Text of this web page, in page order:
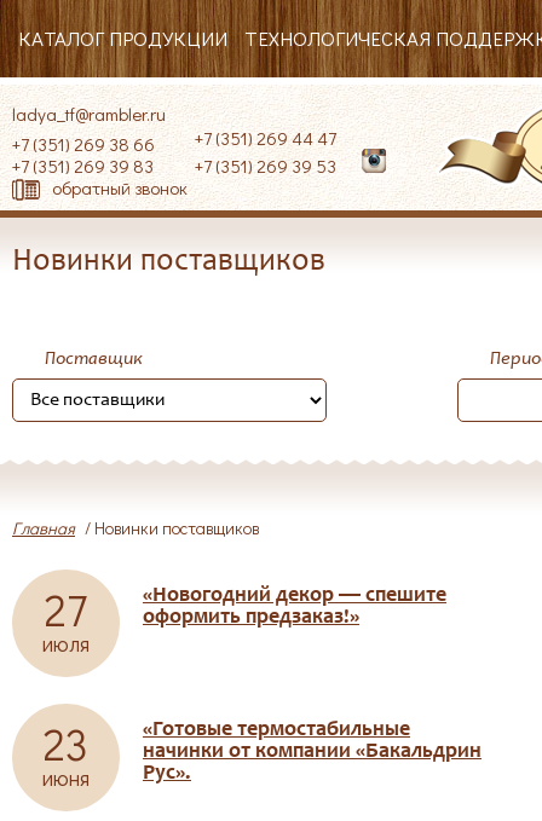
КАТАЛОГ ПРОДУКЦИИ ТЕХНОЛОГИЧЕСКАЯ
ladya_tf@rambler.ru
+7 (351) 269 38 66
+7 (351) 269 39 83
+7 (351) 269 44 47
+7 (351) 269 39 53
обратный звонок
Новинки поставщиков
Поставщик
Главная / Новинки поставщиков
27
июля
«Новогодний декор — спешите
оформить предзаказ!»
23
июня
«Готовые термостабильные
начинки от компании «Бакальдрин
Рус».